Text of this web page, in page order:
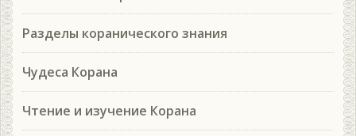
Разделы коранического знания
Чудеса Корана
Чтение и изучение Корана